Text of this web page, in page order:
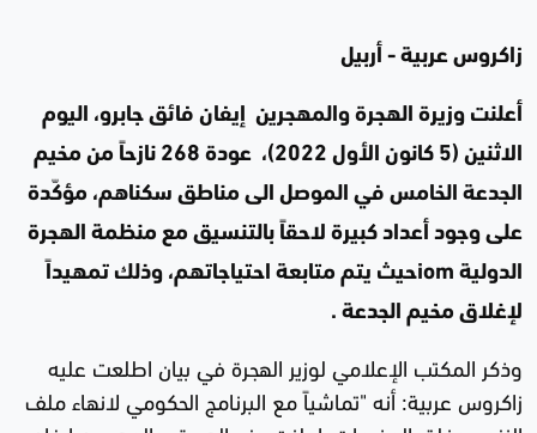
زاكروس عربية - أربيل
أعلنت وزيرة الهجرة والمهجرين إيفان فائق جابرو، اليوم
الاثنين (5 كانون الأول 2022)، عودة 268 نازحاً من مخيم
الجدعة الخامس في الموصل الى مناطق سكناهم، مؤكّدة
على وجود أعداد كبيرة لاحقاً بالتنسيق مع منظمة الهجرة
الدولية iomحيث يتم متابعة احتياجاتهم، وذلك تمهيداً
لإغلاق مخيم الجدعة .
وذكر المكتب الإعلامي لوزير الهجرة في بيان اطلعت عليه
زاكروس عربية: أنه "تماشياً مع البرنامج الحكومي لانهاء ملف